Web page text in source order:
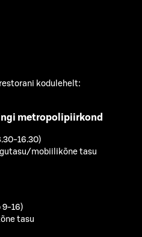
kodulehelt:
metropolipiirkond
16.30)
mobiilikõne tasu
9-16)
tasu